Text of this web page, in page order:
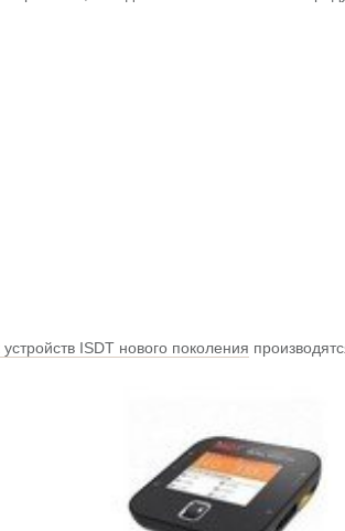
ISDT нового поколения